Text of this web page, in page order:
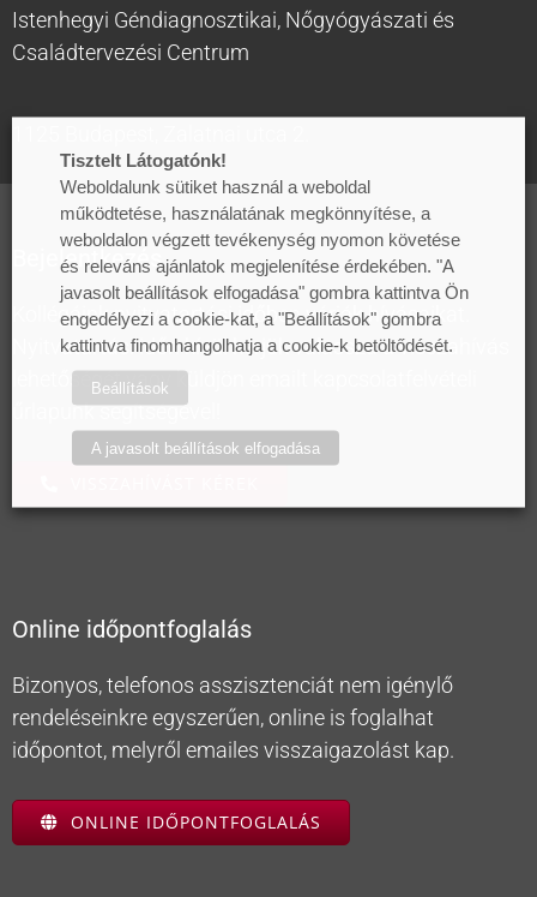
Istenhegyi Géndiagnosztikai, Nőgyógyászati és
Családtervezési Centrum
Bejelentkezés
Kollégáink nyitvatartási időben várják hívásaikat.
Nyitvatartási időn kívül kérjük válassza a visszahívás
lehetőségét vagy küldjön emailt kapcsolatfelvételi
űrlapunk segítségével!
Online időpontfoglalás
Bizonyos, telefonos asszisztenciát nem igénylő
rendeléseinkre egyszerűen, online is foglalhat
időpontot, melyről emailes visszaigazolást kap.
ONLINE IDŐPONTFOGLALÁS
Tisztelt Látogatónk!
Weboldalunk sütiket használ a weboldal
működtetése, használatának megkönnyítése, a
weboldalon végzett tevékenység nyomon követése
és releváns ajánlatok megjelenítése érdekében. "A
javasolt beállítások elfogadása" gombra kattintva Ön
engedélyezi a cookie-kat, a "Beállítások" gombra
kattintva finomhangolhatja a cookie-k betöltődését.
Beállítások
A javasolt beállítások elfogadása